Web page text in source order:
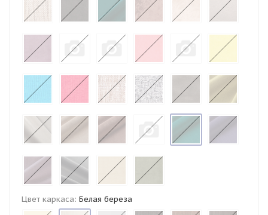
Цвет каркаса: Белая береза